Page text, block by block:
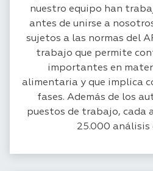
nuestro equipo han
antes de unirse a
sujetos a las normas del
trabajo que permite
importantes en
alimentaria y que implica
fases. Además de los
puestos de trabajo, cada
25.000 análisis